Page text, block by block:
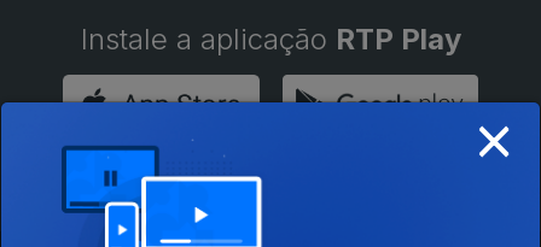
Instale a aplicação RTP Play
Disponível para iOS, Android, Apple TV, Android TV e
CarPlay
×